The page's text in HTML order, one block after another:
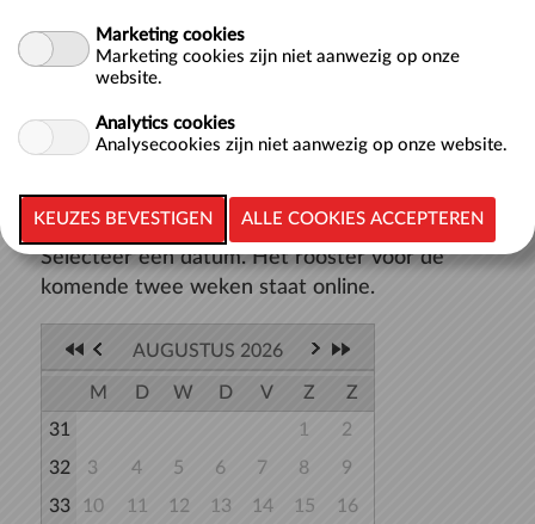
de lessen beweeg ... meer >>
Selecteer een datum. Het rooster voor de
komende twee weken staat online.
AUGUSTUS 2026
M D W D V Z
Z
31
1
2
32
3 4 5 6 7 8
9
33
10 11 12 13 14 15
16
Marketing cookies
Marketing cookies zijn niet aanwezig op onze
website.
Analytics cookies
Analysecookies zijn niet aanwezig op onze website.